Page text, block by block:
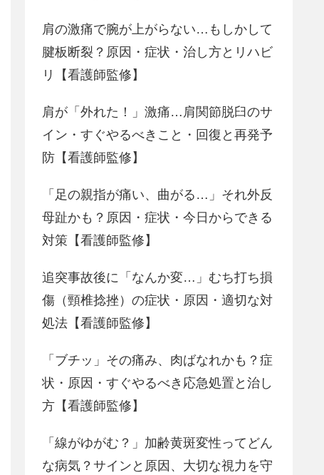
肩の激痛で腕が上がらない…もしかして
腱板断裂？原因・症状・治し方とリハビ
リ【看護師監修】
肩が「外れた！」激痛…肩関節脱臼のサ
イン・すぐやるべきこと・回復と再発予
防【看護師監修】
「足の親指が痛い、曲がる…」それ外反
母趾かも？原因・症状・今日からできる
対策【看護師監修】
追突事故後に「なんか変…」むち打ち損
傷（頸椎捻挫）の症状・原因・適切な対
処法【看護師監修】
「ブチッ」その痛み、肉ばなれかも？症
状・原因・すぐやるべき応急処置と治し
方【看護師監修】
「線がゆがむ？」加齢黄斑変性ってどん
な病気？サインと原因、大切な視力を守